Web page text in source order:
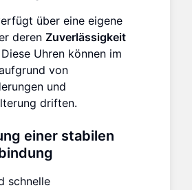
über eine eigene
deren Zuverlässigkeit
Uhren können im
von
und
driften.
einer stabilen
schnelle